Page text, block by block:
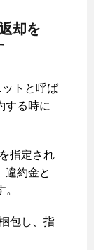
却を
トと呼ば
する時に
指定され
違約金と
包し、指